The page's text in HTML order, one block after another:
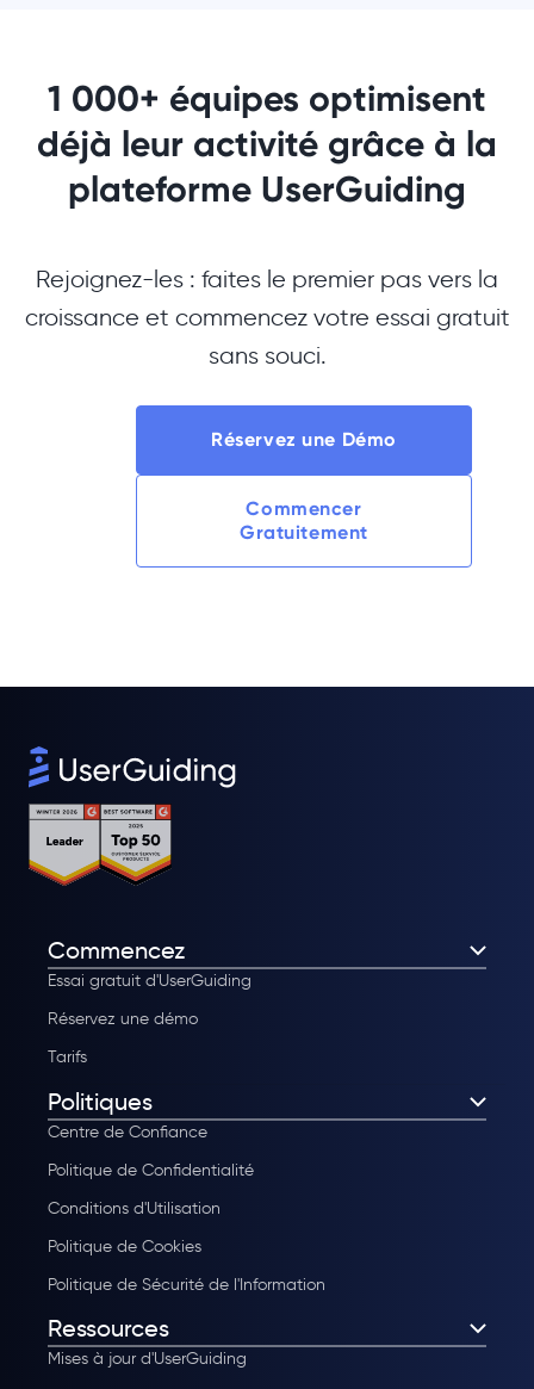
1 000+ équipes optimisent
déjà leur activité grâce à la
plateforme UserGuiding
Rejoignez-les : faites le premier pas vers la
croissance et commencez votre essai gratuit
sans souci.
Réservez une Démo
Commencer
Gratuitement
Commencez
Essai gratuit d'UserGuiding
Réservez une démo
Tarifs
Politiques
Centre de Confiance
Politique de Confidentialité
Conditions d'Utilisation
Politique de Cookies
Politique de Sécurité de l'Information
Ressources
Mises à jour d'UserGuiding